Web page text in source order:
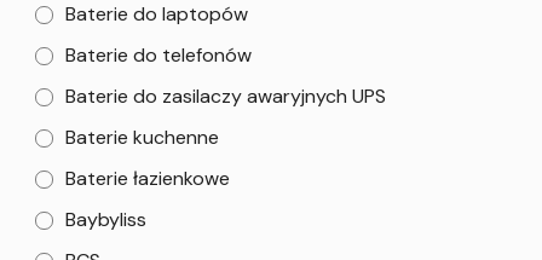
Baterie do laptopów
Baterie do telefonów
Baterie do zasilaczy awaryjnych UPS
Baterie kuchenne
Baterie łazienkowe
Baybyliss